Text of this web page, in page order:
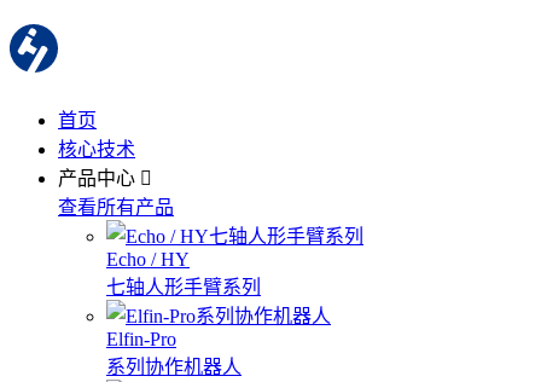
首页
核心技术
产品中心
查看所有产品
Echo / HY
七轴人形手臂系列
Elfin-Pro
系列协作机器人